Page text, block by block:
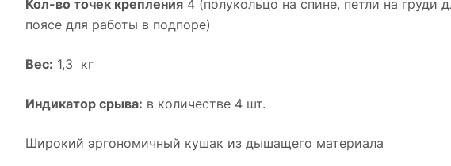
Кол-во точек крепления 4 (полукольцо на спине, петли на груди
поясе для работы в подпоре)
Вес: 1,3 кг
Индикатор срыва: в количестве 4 шт.
Широкий эргономичный кушак из дышащего материала